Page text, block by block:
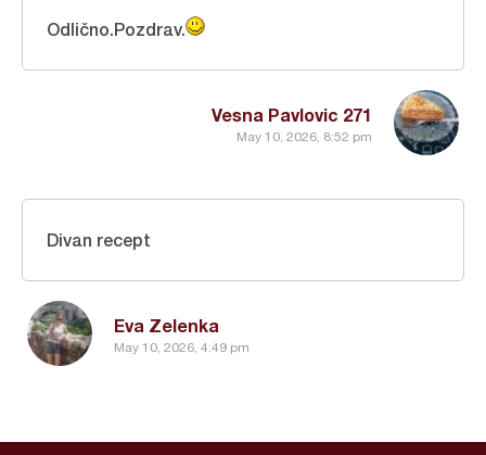
Vesna Pavlovic 271
May 10, 2026, 8:52 pm
Odlično.Pozdrav.
Eva Zelenka
May 10, 2026, 4:49 pm
Divan recept